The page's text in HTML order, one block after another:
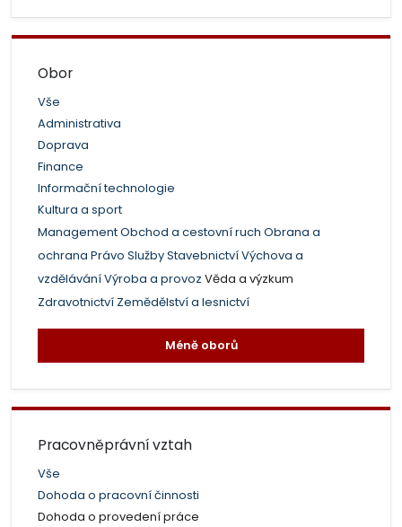
Obor
Vše
Administrativa
Doprava
Finance
Informační technologie
Kultura a sport
ManagementObchod a cestovní ruch Obrana a
ochrana Právo SlužbyStavebnictvíVýchova a
vzděláváníVýroba a provoz Věda a výzkum
Zdravotnictví Zemědělství a lesnictví
Méně oborů
Pracovněprávní vztah
Vše
Dohoda o pracovní činnosti
Dohoda o provedení práce